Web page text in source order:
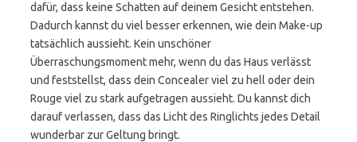
dafür, dass keine Schatten auf deinem Gesicht entstehen.
Dadurch kannst du viel besser erkennen, wie dein Make-up
tatsächlich aussieht. Kein unschöner
Überraschungsmoment mehr, wenn du das Haus verlässt
und feststellst, dass dein Concealer viel zu hell oder dein
Rouge viel zu stark aufgetragen aussieht. Du kannst dich
darauf verlassen, dass das Licht des Ringlichts jedes Detail
wunderbar zur Geltung bringt.